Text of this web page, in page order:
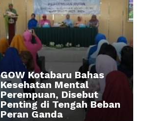
GOW Kotabaru Bahas
Kesehatan Mental
Perempuan, Disebut
Penting di Tengah Beban
Peran Ganda